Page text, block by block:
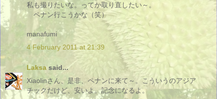
私も撮りたいな。ってか取り直したい～。
ペナン行こうかな（笑）
manafumi
4 February 2011 at 21:39
Laksa said...
Xiaolinさん、是非、ペナンに来て～。こういうのアジア
チックだけど、安いよ。記念になるよ。